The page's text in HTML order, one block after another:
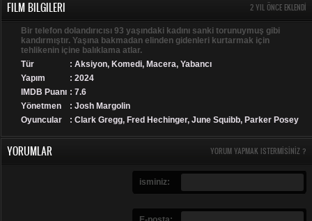
FILM BILGILERI 2 YIL ÖNCE EKLENDI
Bir telefon dolandırıcısı 93 yaşındaki kadını sanki torunuymuş gibi
kandırmıştır. Yaşına bakmadan elinden gidenleri kurtarmak için
tehlikenin içine balıklama atlar.
Tür
: Aksiyon, Komedi, Macera, Yabancı
Yapım
: 2024
IMDB Puanı : 7.6
Yönetmen
: Josh Margolin
Oyuncular
: Clark Gregg, Fred Hechinger, June Squibb, Parker Posey
YORUMLAR YORUM YAPMAK ISTERMISINIZ ?
isminiz: